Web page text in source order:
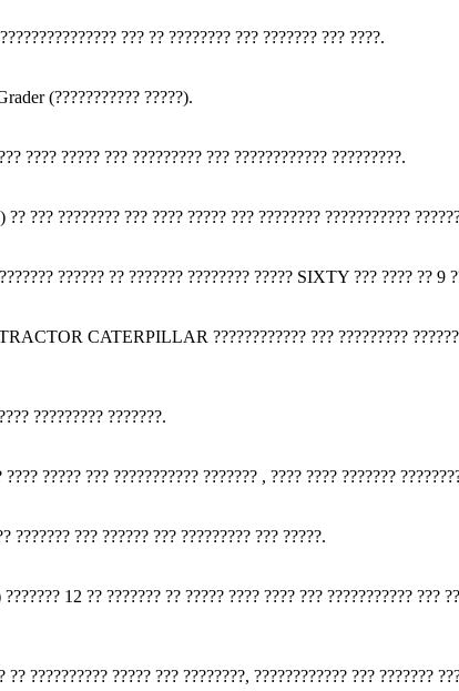
??? ?? ???????? ??? ??????? ??? ????.
(??????????? ?????).
???? ????? ??? ????????? ??? ???????????? ?????????.
??? ???????? ??? ???? ????? ??? ???????? ???????????
?????? ?? ??????? ???????? ????? SIXTY ??? ???? ?? 9
CATERPILLAR ???????????? ??? ?????????
????????? ???????.
????? ??? ??????????? ??????? , ???? ???? ???????
??????? ??? ?????? ??? ????????? ??? ?????.
12 ?? ??????? ?? ????? ???? ???? ??? ??????????? ???
?????????? ????? ??? ????????, ???????????? ??? ???????